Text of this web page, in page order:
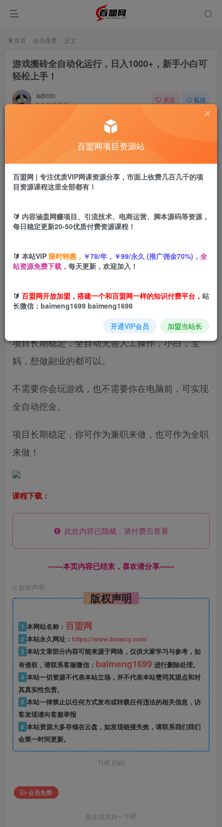
首页 会员免费 正文
游戏搬砖全自动化运行，日入1000+，新手小白可
轻松上手！
admin
6个月前更新
关注 私信
游戏搬砖全自动化运行，日入1000+，新手小白可轻松上手！
盟币 9.9
立即购买
三款老游戏全自动挖金项目，每天轻松日入1000+
项目长期稳定，全自动无需人工操作，小白，宝
妈，想做副业的都可以。
不需要你会玩游戏，也不需要你在电脑前，可实现
全自动挖金。
项目长期稳定，你可作为兼职来做，也可作为全职
来做！
课程下载：
此处内容已隐藏，请付费后查看
------本页内容已结束，喜欢请分享------
© 版权声明
版权声明
1 本网站名称： 百盟网
2 本站永久网址： https://www.bmwcy.com/
3 本站文章部分内容可能来源于网络，仅供大家学习与参考，如
有侵权，请联系客服微信： baimeng1699 进行删除处理。
4 本站一切资源不代表本站立场，并不代表本站赞同其观点和对
其真实性负责。
5 本站一律禁止以任何方式发布或转载任何违法的相关信息，访
客发现请向客服举报
6 本站资源大多存储在云盘，如发现链接失效，请联系我们我们
会第一时间更新。
THE END
会员免费
喜欢就支持一下吧
百盟网项目资源站
百盟网 | 专注优质VIP网课资源分享，市面上收费几百几千的项
目资源课程这里全部都有！
🔰 内容涵盖网赚项目、引流技术、电商运营、脚本源码等资源，
每日稳定更新20-50优质付费资源课程！
🔰 本站VIP 限时特惠， ￥78/年，￥99/永久 (推广佣金70%)， 全
站资源免费下载， 每天更新，欢迎加入！
🔰 百盟网开放加盟，搭建一个和百盟网一样的知识付费平台， 站
长微信：baimeng1699 baimeng1698
开通VIP会员 加盟当站长